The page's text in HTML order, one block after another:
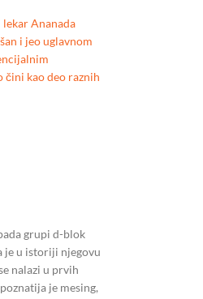
Ananada
i jeo uglavnom
čini kao deo raznih
grupi d-blok
je u istoriji njegovu
nalazi u prvih
je mesing,